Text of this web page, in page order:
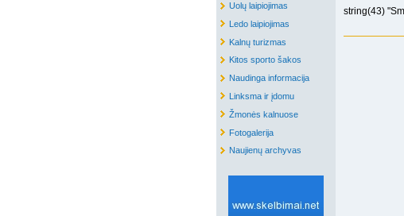
Uolų laipiojimas
Ledo laipiojimas
Kalnų turizmas
Kitos sporto šakos
Naudinga informacija
Linksma ir įdomu
Žmonės kalnuose
Fotogalerija
Naujienų archyvas
string(43)